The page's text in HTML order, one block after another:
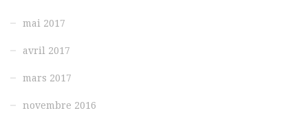
mai 2017
avril 2017
mars 2017
novembre 2016